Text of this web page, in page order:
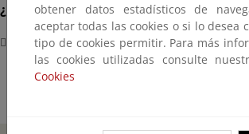
¿Dónde?
Belém (Brasil)
obtener datos estadísticos de
aceptar todas las cookies o si lo desea
tipo de cookies permitir. Para más
las cookies utilizadas consulte
Cookies